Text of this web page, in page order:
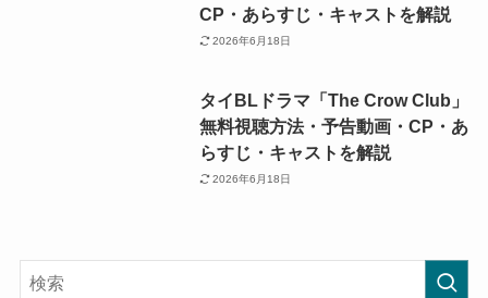
CP・あらすじ・キャストを解説
2026年6月18日
タイBLドラマ「The Crow Club」
無料視聴方法・予告動画・CP・あ
らすじ・キャストを解説
2026年6月18日